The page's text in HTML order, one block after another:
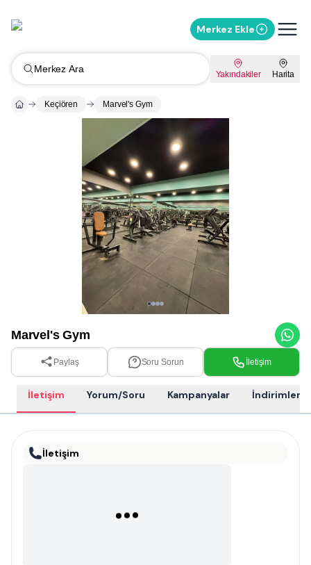
Merkez Ekle
Merkez Ara Yakındakiler Harita
Keçiören Marvel's Gym
Whatsapp ile Mesaj Gönder
%10İndirimi Sor
Kampanyaları Sor
Marvel's Gym
Paylaş Soru Sorun İletişim
İletişim Yorum/Soru Kampanyalar İndirimler
İletişim